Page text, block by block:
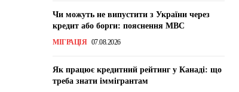
Чи можуть не випустити з України через
кредит або борги: пояснення МВС
МІГРАЦІЯ 07.08.2026
Як працює кредитний рейтинг у Канаді: що
треба знати іммігрантам